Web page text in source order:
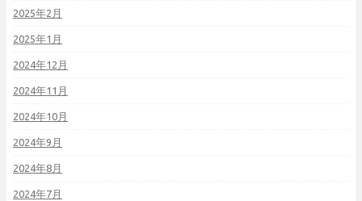
2025年2月
2025年1月
2024年12月
2024年11月
2024年10月
2024年9月
2024年8月
2024年7月